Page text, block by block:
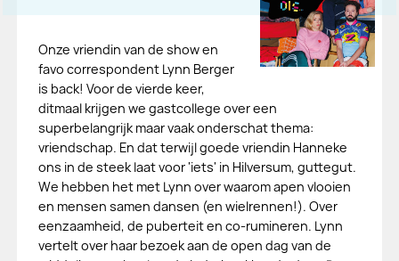
Onze vriendin van de show en
favo correspondent Lynn Berger
is back! Voor de vierde keer,
ditmaal krijgen we gastcollege over een
superbelangrijk maar vaak onderschat thema:
vriendschap. En dat terwijl goede vriendin Hanneke
ons in de steek laat voor 'iets' in Hilversum, guttegut.
We hebben het met Lynn over waarom apen vlooien
en mensen samen dansen (en wielrennen!). Over
eenzaamheid, de puberteit en co-rumineren. Lynn
vertelt over haar bezoek aan de open dag van de